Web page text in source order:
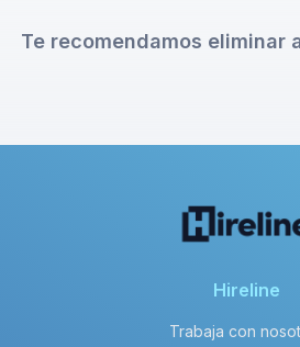
Te recomendamos eliminar
Hireline
Trabaja con